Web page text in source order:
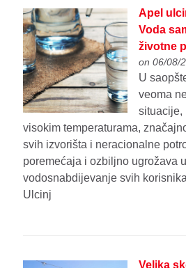
Apel
Voda
životne
on 06/08/
U
veoma
situacije,
visokim temperaturama,
svih izvorišta i neracionalne
poremećaja i ozbiljno ugrožava
vodosnabdijevanje svih
Ulcinj
Velika